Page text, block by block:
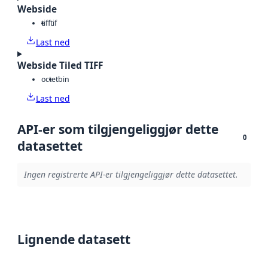
Webside
tifftif
Last ned
Webside Tiled TIFF
octetbin
Last ned
API-er som tilgjengeliggjør dette
datasettet
0
Ingen registrerte API-er tilgjengeliggjør dette datasettet.
Lignende datasett